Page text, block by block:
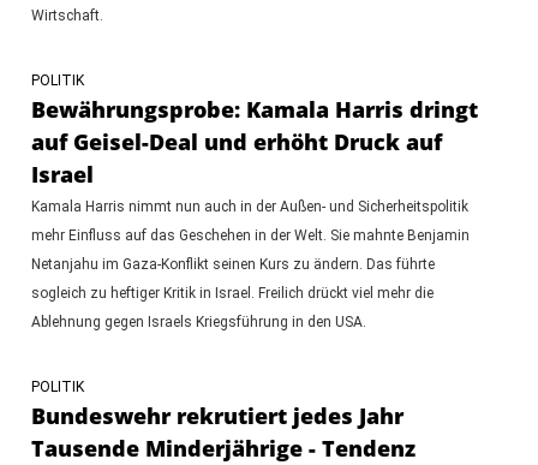
Wirtschaft.
POLITIK
Bewährungsprobe: Kamala Harris dringt
auf Geisel-Deal und erhöht Druck auf
Israel
Kamala Harris nimmt nun auch in der Außen- und Sicherheitspolitik
mehr Einfluss auf das Geschehen in der Welt. Sie mahnte Benjamin
Netanjahu im Gaza-Konflikt seinen Kurs zu ändern. Das führte
sogleich zu heftiger Kritik in Israel. Freilich drückt viel mehr die
Ablehnung gegen Israels Kriegsführung in den USA.
POLITIK
Bundeswehr rekrutiert jedes Jahr
Tausende Minderjährige - Tendenz